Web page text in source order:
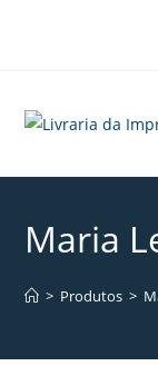
Maria
> Produtos >